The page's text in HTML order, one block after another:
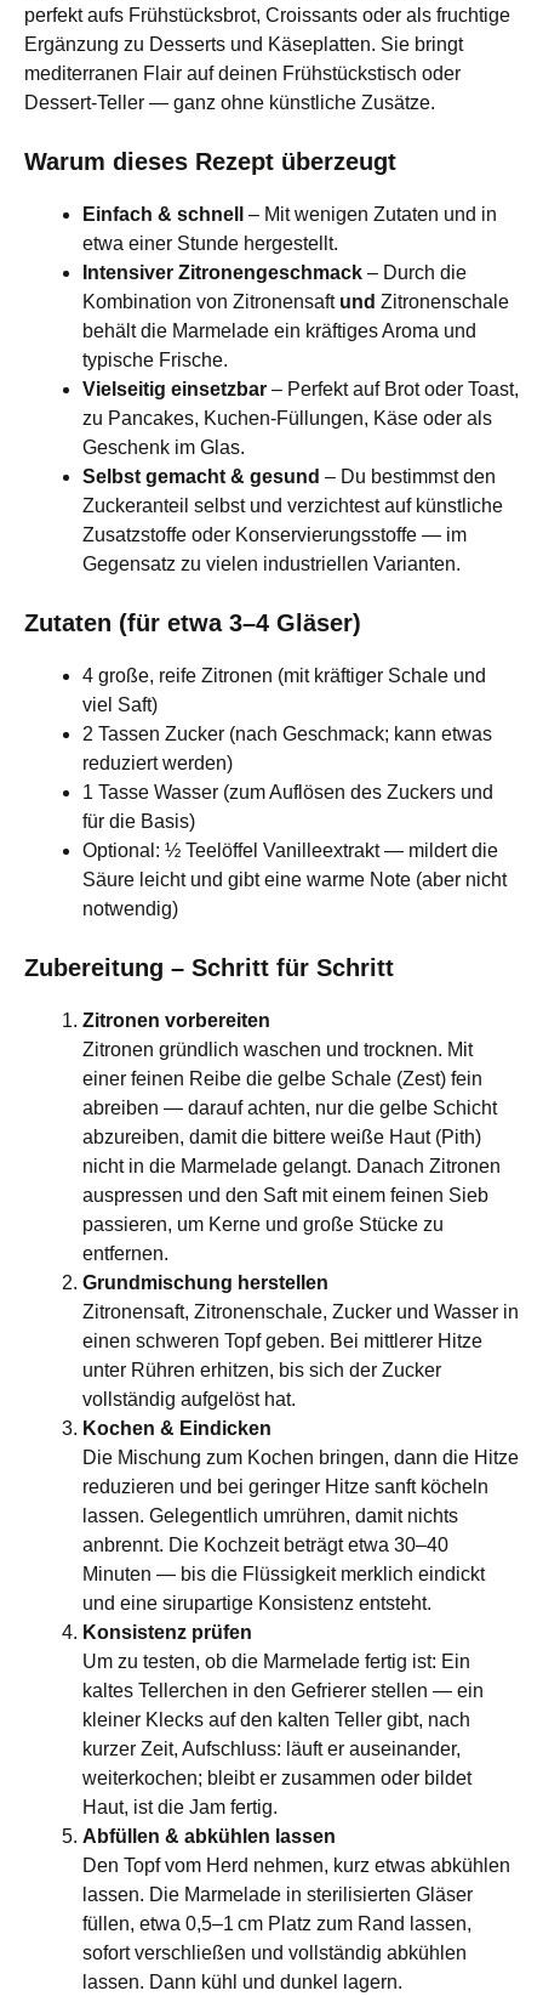
perfekt aufs Frühstücksbrot, Croissants oder als fruchtige
Ergänzung zu Desserts und Käseplatten. Sie bringt
mediterranen Flair auf deinen Frühstückstisch oder
Dessert‑Teller — ganz ohne künstliche Zusätze.
Warum dieses Rezept überzeugt
Einfach & schnell
– Mit wenigen Zutaten und in
etwa einer Stunde hergestellt.
Intensiver Zitronengeschmack – Durch die
Kombination von Zitronensaft und Zitronenschale
behält die Marmelade ein kräftiges Aroma und
typische Frische.
Vielseitig einsetzbar – Perfekt auf Brot oder Toast,
zu Pancakes, Kuchen‑Füllungen, Käse oder als
Geschenk im Glas.
Selbst gemacht & gesund – Du bestimmst den
Zuckeranteil selbst und verzichtest auf künstliche
Zusatzstoffe oder Konservierungsstoffe — im
Gegensatz zu vielen industriellen Varianten.
Zutaten (für etwa 3–4 Gläser)
4 große, reife Zitronen (mit kräftiger Schale und
viel Saft)
2 Tassen Zucker (nach Geschmack; kann etwas
reduziert werden)
1 Tasse Wasser (zum Auflösen des Zuckers und
für die Basis)
Optional: ½ Teelöffel Vanilleextrakt — mildert die
Säure leicht und gibt eine warme Note (aber nicht
notwendig)
Zubereitung – Schritt für Schritt
Zitronen vorbereiten
Zitronen gründlich waschen und trocknen. Mit
einer feinen Reibe die gelbe Schale (Zest) fein
abreiben — darauf achten, nur die gelbe Schicht
abzureiben, damit die bittere weiße Haut (Pith)
nicht in die Marmelade gelangt. Danach Zitronen
auspressen und den Saft mit einem feinen Sieb
passieren, um Kerne und große Stücke zu
entfernen.
Grundmischung herstellen
Zitronensaft, Zitronenschale, Zucker und Wasser in
einen schweren Topf geben. Bei mittlerer Hitze
unter Rühren erhitzen, bis sich der Zucker
vollständig aufgelöst hat.
Kochen & Eindicken
Die Mischung zum Kochen bringen, dann die Hitze
reduzieren und bei geringer Hitze sanft köcheln
lassen. Gelegentlich umrühren, damit nichts
anbrennt. Die Kochzeit beträgt etwa 30–40
Minuten — bis die Flüssigkeit merklich eindickt
und eine sirupartige Konsistenz entsteht.
Konsistenz prüfen
Um zu testen, ob die Marmelade fertig ist: Ein
kaltes Tellerchen in den Gefrierer stellen — ein
kleiner Klecks auf den kalten Teller gibt, nach
kurzer Zeit, Aufschluss: läuft er auseinander,
weiterkochen; bleibt er zusammen oder bildet
Haut, ist die Jam fertig.
Abfüllen & abkühlen lassen
Den Topf vom Herd nehmen, kurz etwas abkühlen
lassen. Die Marmelade in sterilisierten Gläser
füllen, etwa 0,5–1 cm Platz zum Rand lassen,
sofort verschließen und vollständig abkühlen
lassen. Dann kühl und dunkel lagern.